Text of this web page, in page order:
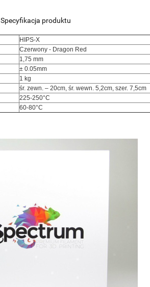
Specyfikacja produktu
HIPS-X
Czerwony - Dragon Red
1,75 mm
± 0.05mm
1 kg
śr. zewn. – 20cm, śr. wewn. 5,2cm, szer. 7,5cm
225-250°C
60-80°C